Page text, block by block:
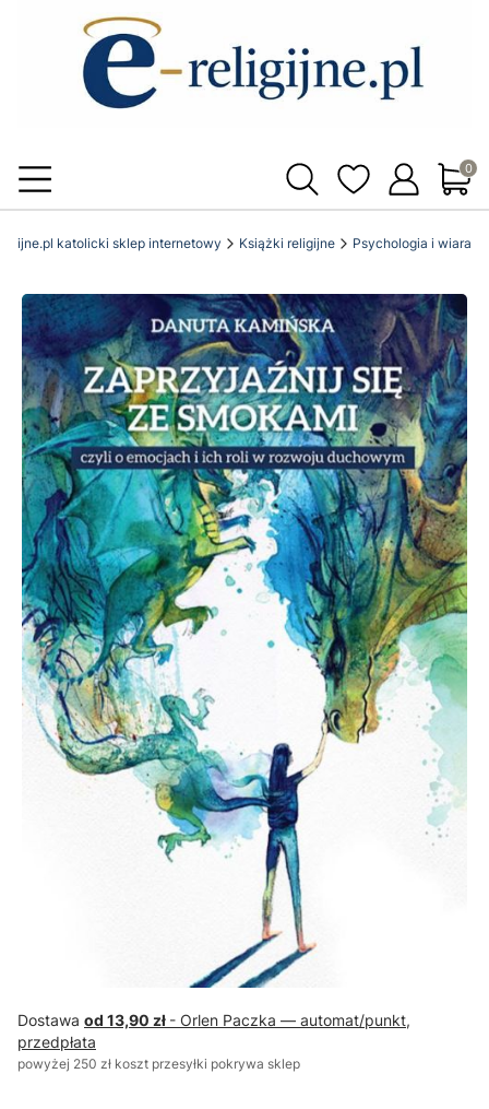
katolicki sklep internetowy Książki religijne Psychologia i wiara
Dostawa od 13,90 zł - Orlen Paczka — automat/punkt,
przedpłata
powyżej 250 zł koszt przesyłki pokrywa sklep